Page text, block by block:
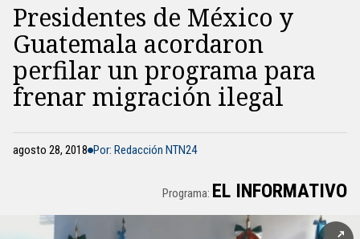
Presidentes de México y
Guatemala acordaron
perfilar un programa para
frenar migración ilegal
agosto 28, 2018 Por: Redacción NTN24
Programa: EL INFORMATIVO